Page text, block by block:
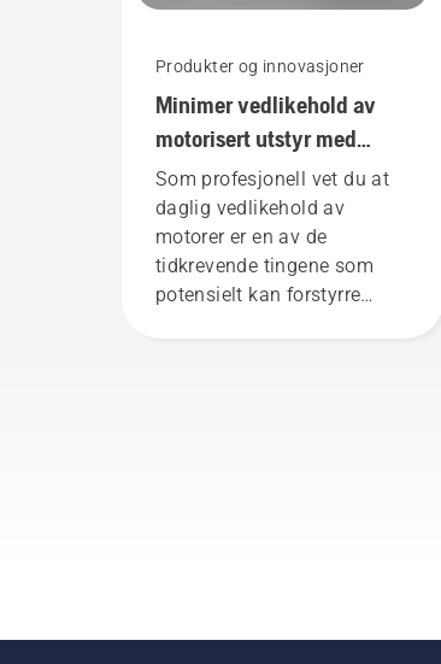
modus.
Produkter og innovasjoner
Minimer vedlikehold av
motorisert utstyr med
batteriverktøy
Som profesjonell vet du at
daglig vedlikehold av
motorer er en av de
tidkrevende tingene som
potensielt kan forstyrre